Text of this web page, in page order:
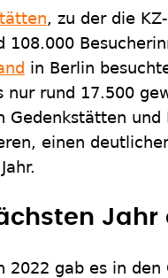
, zu der die
in Berlin
nur rund 17.500
Gedenkstätten
einen
Jahr
gab es in den